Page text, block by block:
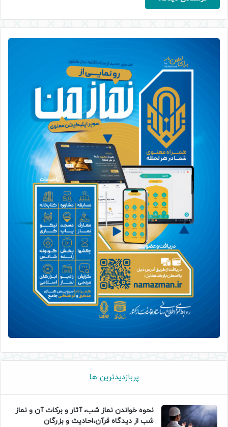
پربازدیدترین ها
نحوه خواندن نماز شب، آثار و برکات آن و نماز
شب از دیدگاه قرآن،احادیث و بزرگان